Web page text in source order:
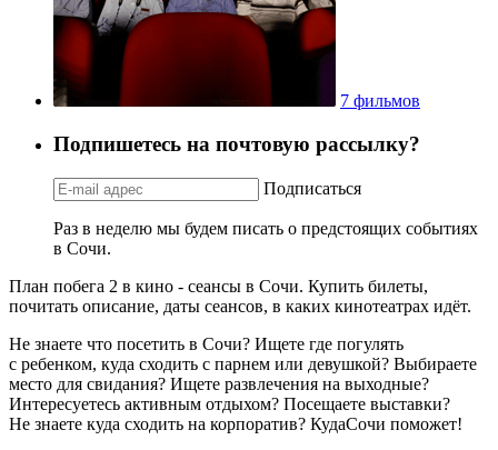
7 фильмов
Подпишетесь на почтовую рассылку?
Подписаться
Раз в неделю мы будем писать о предстоящих событиях
в Сочи.
План побега 2 в кино - сеансы в Сочи. Купить билеты,
почитать описание, даты сеансов, в каких кинотеатрах идёт.
Не знаете что посетить в Сочи? Ищете где погулять
с ребенком, куда сходить с парнем или девушкой? Выбираете
место для свидания? Ищете развлечения на выходные?
Интересуетесь активным отдыхом? Посещаете выставки?
Не знаете куда сходить на корпоратив? КудаСочи поможет!